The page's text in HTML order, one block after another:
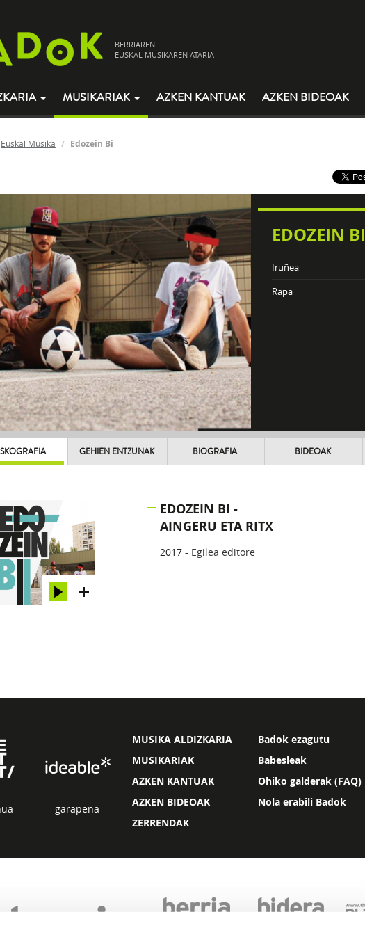
BERRIAREN
EUSKAL MUSIKAREN ATARIA
MUSIKARIAK AZKEN KANTUAK AZKEN BIDEOAK
Euskal Musika Edozein Bi
EDOZEIN BI
Iruñea
Rapa
GEHIEN ENTZUNAK BIOGRAFIA BIDEOAK
EDOZEIN BI -
AINGERU ETA RITX
2017 - Egilea editore
garapena
MUSIKA ALDIZKARIA
MUSIKARIAK
AZKEN KANTUAK
AZKEN BIDEOAK
ZERRENDAK
Badok ezagutu
Babesleak
Ohiko galderak (FAQ)
Nola erabili Badok